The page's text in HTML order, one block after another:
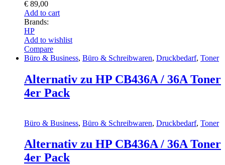
€ 89,00
Add to cart
Brands:
HP
Add to wishlist
Compare
Büro & Business, Büro & Schreibwaren, Druckbedarf, Toner
Alternativ zu HP CB436A / 36A Toner
4er Pack
Büro & Business, Büro & Schreibwaren, Druckbedarf, Toner
Alternativ zu HP CB436A / 36A Toner
4er Pack